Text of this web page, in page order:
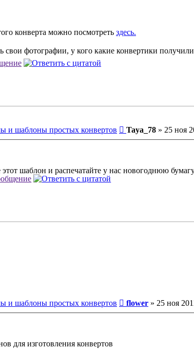
конверта можно посмотреть здесь.
фотографии, у кого какие конвертики
и шаблоны простых конвертов Сообщение
Taya_78 » 25 ноя
этот шаблон и распечатайте у нас новогоднюю
и шаблоны простых конвертов Сообщение
flower » 25 ноя
для изготовления конвертов